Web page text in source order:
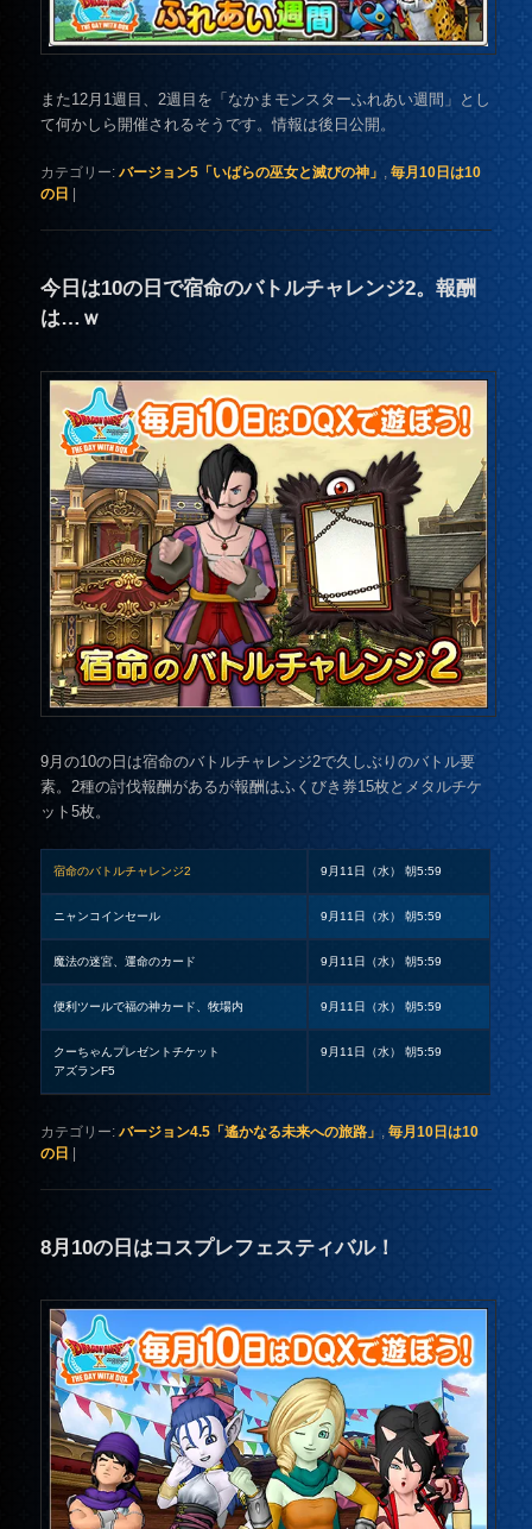
また12月1週目、2週目を「なかまモンスターふれあい週間」とし
て何かしら開催されるそうです。情報は後日公開。
カテゴリー: バージョン5「いばらの巫女と滅びの神」 ,毎月10日は10
の日
今日は10の日で宿命のバトルチャレンジ2。報酬
は…ｗ
9月の10の日は宿命のバトルチャレンジ2で久しぶりのバトル要
素。2種の討伐報酬があるが報酬はふくびき券15枚とメタルチケ
ット5枚。
宿命のバトルチャレンジ2 9月11日（水） 朝5:59
ニャンコインセール 9月11日（水） 朝5:59
魔法の迷宮、運命のカード 9月11日（水） 朝5:59
便利ツールで福の神カード、牧場内 9月11日（水） 朝5:59
クーちゃんプレゼントチケット
アズランF5
9月11日（水） 朝5:59
カテゴリー: バージョン4.5「遙かなる未来への旅路」 ,毎月10日は10
の日 |
8月10の日はコスプレフェスティバル！